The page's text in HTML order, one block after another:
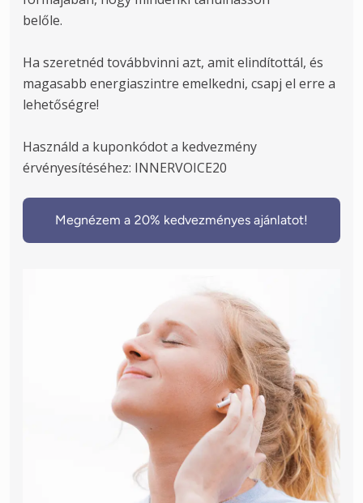
belőle.
Ha szeretnéd továbbvinni azt, amit elindítottál, és
magasabb energiaszintre emelkedni, csapj el erre a
lehetőségre!
Használd a kuponkódot a kedvezmény
érvényesítéséhez: INNERVOICE20
Megnézem a 20% kedvezményes ajánlatot!